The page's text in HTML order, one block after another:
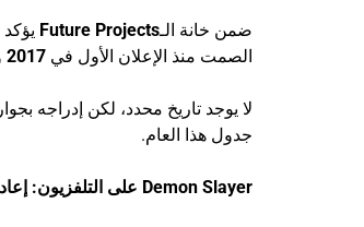
ضمن خانة الـFuture Projects
الصمت منذ الإعلان الأول في 2017
لا يوجد تاريخ محدد، لكن إدراجه بجوار
جدول هذا العام.
Demon Slayer على التلفزيون: إعادة بث مدروسة